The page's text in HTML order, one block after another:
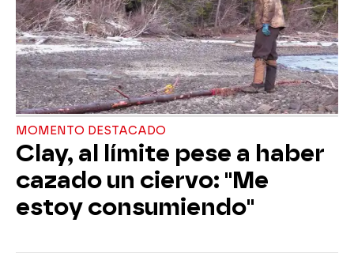
MOMENTO DESTACADO
Clay, al límite pese a haber
cazado un ciervo: "Me
estoy consumiendo"